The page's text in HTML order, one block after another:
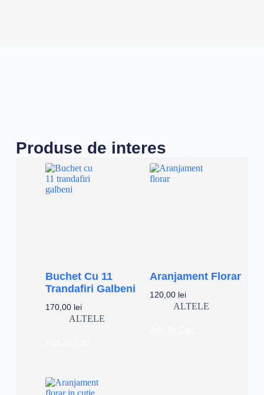
Produse de interes
Buchet Cu 11
Trandafiri Galbeni
170,00 lei
ALTELE
Aranjament Florar
120,00 lei
ALTELE